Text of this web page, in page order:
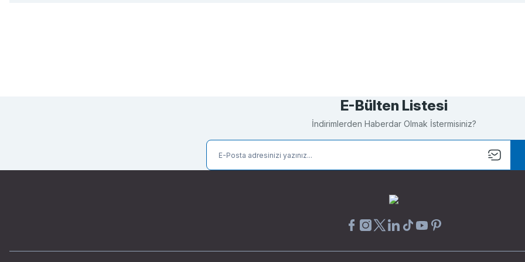
E-Bülten Listesi
İndirimlerden Haberdar Olmak İstermisiniz?